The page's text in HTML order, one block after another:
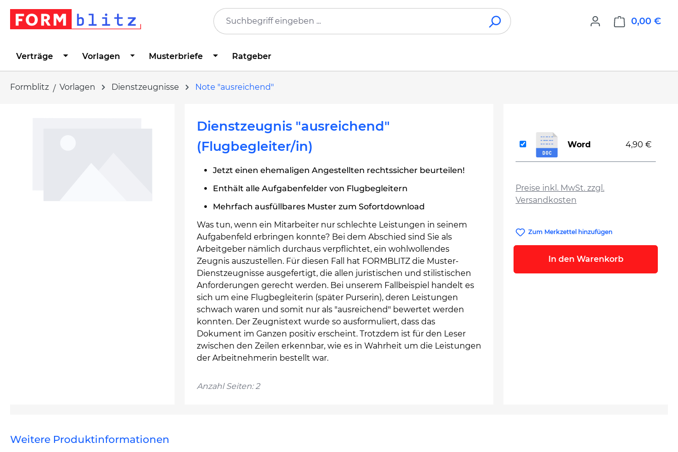
Zur Hauptnavigation springen
0,00 €
Verträge Vorlagen Musterbriefe Ratgeber
Formblitz Vorlagen Dienstzeugnisse Note "ausreichend"
Dienstzeugnis "ausreichend"
(Flugbegleiter/in)
Jetzt einen ehemaligen Angestellten rechtssicher beurteilen!
Enthält alle Aufgabenfelder von Flugbegleitern
Mehrfach ausfüllbares Muster zum Sofortdownload
Was tun, wenn ein Mitarbeiter nur schlechte Leistungen in seinem
Aufgabenfeld erbringen konnte? Bei dem Abschied sind Sie als
Arbeitgeber nämlich durchaus verpflichtet, ein wohlwollendes
Zeugnis auszustellen. Für diesen Fall hat FORMBLITZ die Muster-
Dienstzeugnisse ausgefertigt, die allen juristischen und stilistischen
Anforderungen gerecht werden. Bei unserem Fallbeispiel handelt es
sich um eine Flugbegleiterin (später Purserin), deren Leistungen
schwach waren und somit nur als "ausreichend" bewertet werden
konnten. Der Zeugnistext wurde so ausformuliert, dass das
Dokument im Ganzen positiv erscheint. Trotzdem ist für den Leser
zwischen den Zeilen erkennbar, wie es in Wahrheit um die Leistungen
der Arbeitnehmerin bestellt war.
Anzahl Seiten: 2
Preise inkl. MwSt. zzgl.
Versandkosten
Word 4,90 €
Zum Merkzettel hinzufügen
In den Warenkorb
Weitere Produktinformationen